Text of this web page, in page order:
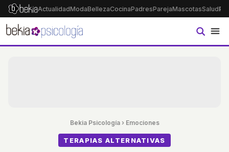
ActualidadModaBellezaCocinaPadresParejaMascotasSalud
Bekia Psicología› Emociones
TERAPIAS ALTERNATIVAS